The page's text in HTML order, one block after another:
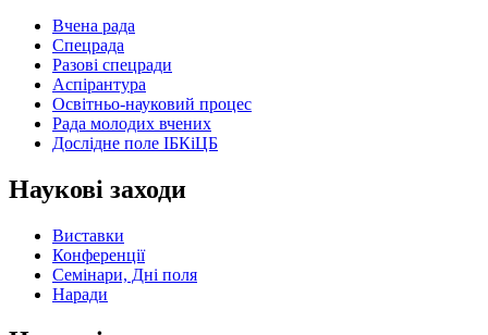
Вчена рада
Спецрада
Разові спецради
Аспірантура
Освітньо-науковий процес
Рада молодих вчених
Дослідне поле ІБКіЦБ
Наукові заходи
Виставки
Конференції
Семінари, Дні поля
Наради